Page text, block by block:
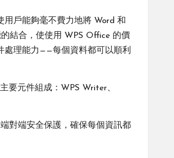
戶能夠毫不費力地將 Word 和
結合，使使用 WPS Office 的價
處理能力——每個資料都可以順利
要元件組成：WPS Writer、
對端安全保護，確保每個資訊都